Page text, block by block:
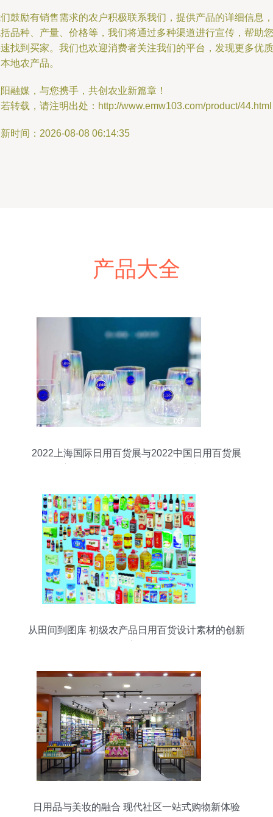
鼓励有销售需求的农户积极联系我们，提供产品的详细信息，
品种、产量、价格等，我们将通过多种渠道进行宣传，帮助您
找到买家。我们也欢迎消费者关注我们的平台，发现更多优质
地农产品。
融媒，与您携手，共创农业新篇章！
转载，请注明出处：http://www.emw103.com/product/44.html
时间：2026-08-08 06:14:35
产品大全
2022上海国际日用百货展与2022中国日用百货展
从田间到图库 初级农产品日用百货设计素材的创新
日用品与美妆的融合 现代社区一站式购物新体验